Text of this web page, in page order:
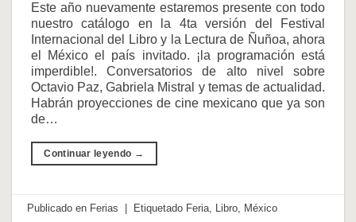
Este año nuevamente estaremos presente con todo
nuestro catálogo en la 4ta versión del Festival
Internacional del Libro y la Lectura de Ñuñoa, ahora
el México el país invitado. ¡la programación está
imperdible!. ​Conversatorios de alto nivel sobre
Octavio Paz, Gabriela Mistral y temas de actualidad.
​Habrán proyecciones de cine mexicano que ya son
de…
Continuar leyendo →
Publicado en Ferias | Etiquetado Feria Libro México